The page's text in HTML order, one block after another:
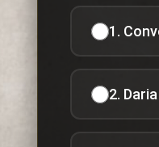
1.
2.